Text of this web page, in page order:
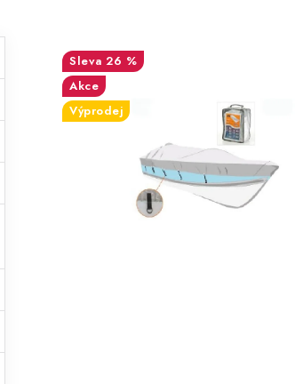
26 %
Akce
Výprodej